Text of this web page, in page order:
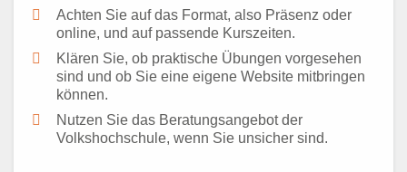
Achten Sie auf das Format, also Präsenz oder
online, und auf passende Kurszeiten.
Klären Sie, ob praktische Übungen vorgesehen
sind und ob Sie eine eigene Website mitbringen
können.
Nutzen Sie das Beratungsangebot der
Volkshochschule, wenn Sie unsicher sind.